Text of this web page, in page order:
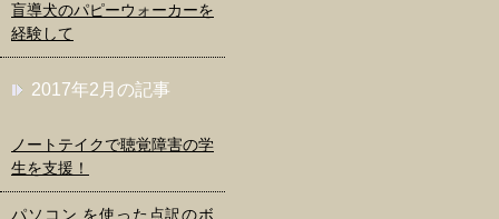
盲導犬のパピーウォーカーを
経験して
2017年2月の記事
ノートテイクで聴覚障害の学
生を支援！
パソコン を使った点訳のボ